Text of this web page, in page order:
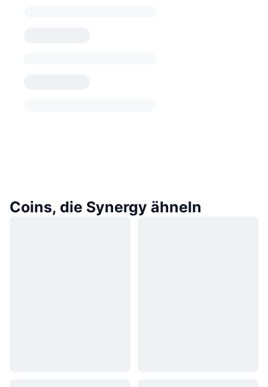
Coins, die Synergy ähneln